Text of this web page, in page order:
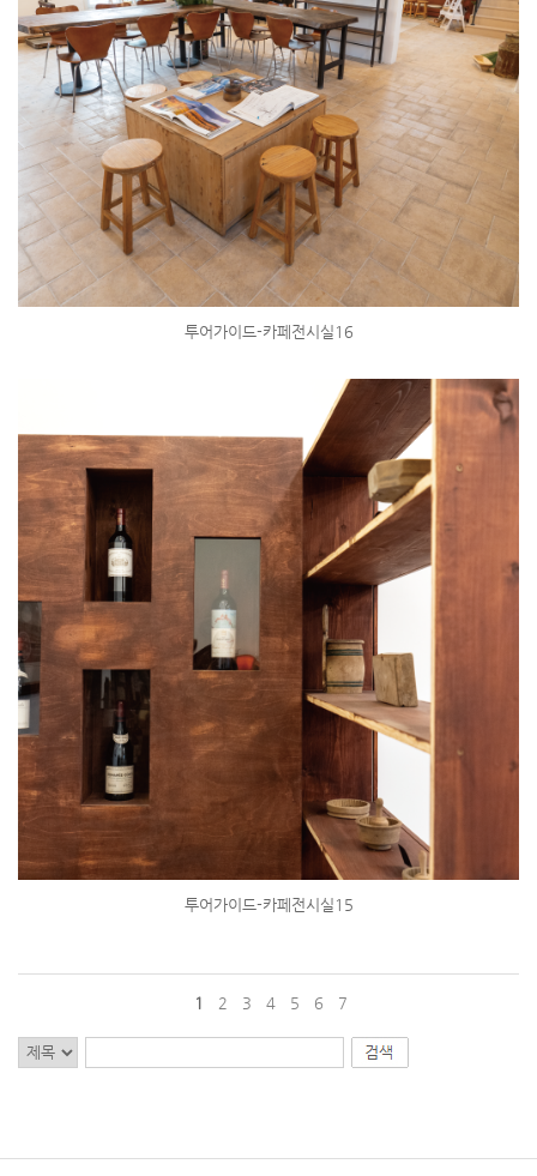
투어가이드-카페전시실16
투어가이드-카페전시실15
1 2 3 4 5 6 7